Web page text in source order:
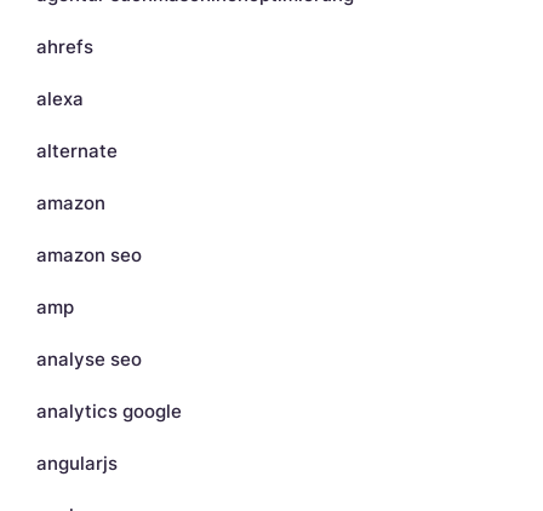
ahrefs
alexa
alternate
amazon
amazon seo
amp
analyse seo
analytics google
angularjs